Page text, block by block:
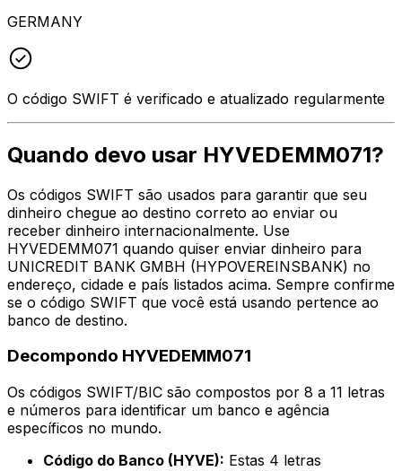
GERMANY
O código SWIFT é verificado e atualizado regularmente
Quando devo usar HYVEDEMM071?
Os códigos SWIFT são usados para garantir que seu
dinheiro chegue ao destino correto ao enviar ou
receber dinheiro internacionalmente. Use
HYVEDEMM071 quando quiser enviar dinheiro para
UNICREDIT BANK GMBH (HYPOVEREINSBANK) no
endereço, cidade e país listados acima. Sempre confirme
se o código SWIFT que você está usando pertence ao
banco de destino.
Decompondo HYVEDEMM071
Os códigos SWIFT/BIC são compostos por 8 a 11 letras
e números para identificar um banco e agência
específicos no mundo.
Código do Banco (HYVE): Estas 4 letras